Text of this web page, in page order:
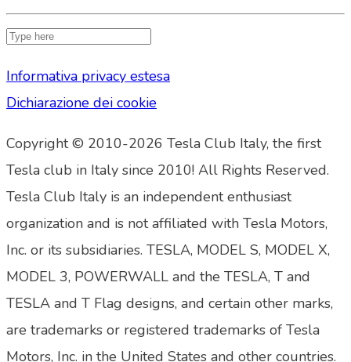
Informativa privacy estesa
Dichiarazione dei cookie
Copyright © 2010-2026 Tesla Club Italy, the first
Tesla club in Italy since 2010! All Rights Reserved.
Tesla Club Italy is an independent enthusiast
organization and is not affiliated with Tesla Motors,
Inc. or its subsidiaries. TESLA, MODEL S, MODEL X,
MODEL 3, POWERWALL and the TESLA, T and
TESLA and T Flag designs, and certain other marks,
are trademarks or registered trademarks of Tesla
Motors, Inc. in the United States and other countries.